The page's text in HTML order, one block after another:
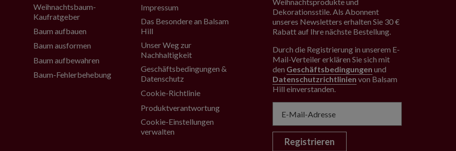
Weihnachtsbaum-
Kaufratgeber
Baum aufbauen
Baum ausformen
Baum aufbewahren
Baum-Fehlerbehebung
Impressum
Das Besondere an Balsam
Hill
Unser Weg zur
Nachhaltigkeit
Geschäftsbedingungen &
Datenschutz
Cookie-Richtlinie
Produktverantwortung
Cookie-Einstellungen
verwalten
Dekorationsstile. Als Abonnent
unseres Newsletters erhalten Sie 30 €
Rabatt auf Ihre nächste Bestellung.
Durch die Registrierung in unserem E-
Mail-Verteiler erklären Sie sich mit
den Geschäftsbedingungen und
Datenschutzrichtlinien von Balsam
Hill einverstanden.
Registrieren